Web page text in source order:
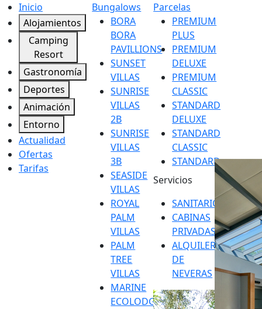
Inicio
Alojamientos
Camping
Resort
Gastronomía
Deportes
Animación
Entorno
Actualidad
Ofertas
Tarifas
Bungalows
BORA
BORA
PAVILLIONS
SUNSET
VILLAS
SUNRISE
VILLAS
2B
SUNRISE
VILLAS
3B
SEASIDE
VILLAS
ROYAL
PALM
VILLAS
PALM
TREE
VILLAS
MARINE
ECOLODGE
Parcelas
PREMIUM
PLUS
PREMIUM
DELUXE
PREMIUM
CLASSIC
STANDARD
DELUXE
STANDARD
CLASSIC
STANDARD
Servicios
SANITARIOS
CABINAS
PRIVADAS
ALQUILER
DE
NEVERAS